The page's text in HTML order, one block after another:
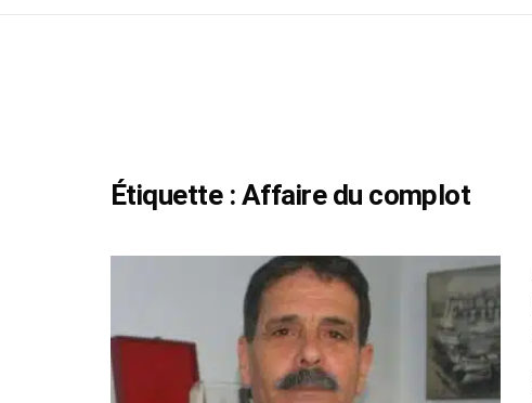
Étiquette : Affaire du complot